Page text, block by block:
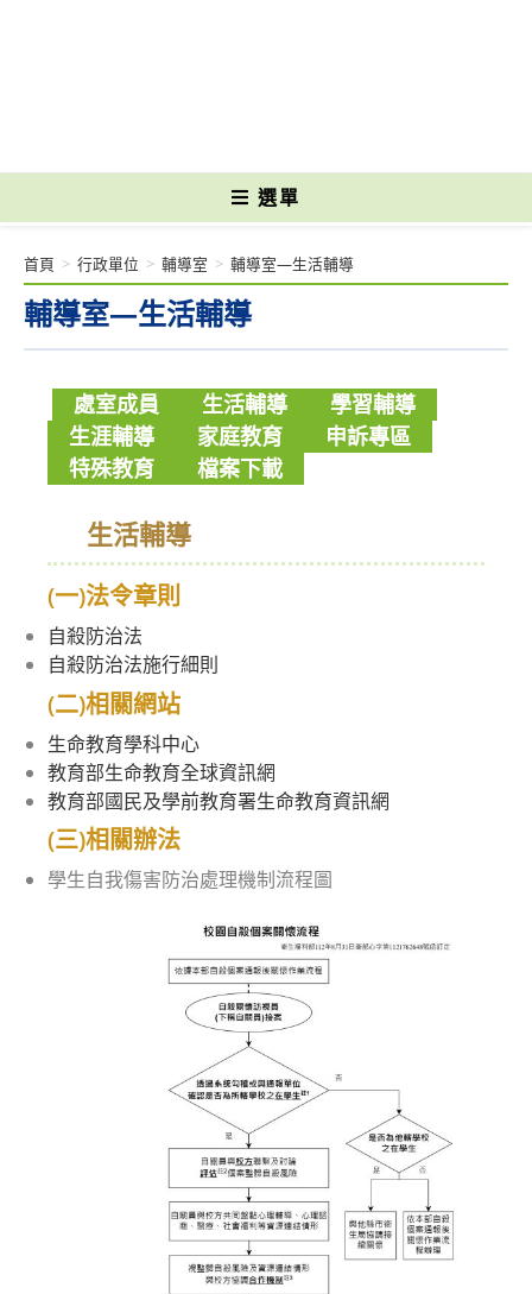
選單
輔導室—生活輔導
首頁 > 行政單位 > 輔導室 > 輔導室—生活輔導
處室成員 生活輔導
學習輔導
生涯輔導
家庭教育
申訴專區
特殊教育
檔案下載
生活輔導
(一)法令章則
自殺防治法
自殺防治法施行細則
(二)相關網站
生命教育學科中心
教育部生命教育全球資訊網
教育部國民及學前教育署生命教育資訊網
(三)相關辦法
學生自我傷害防治處理機制流程圖